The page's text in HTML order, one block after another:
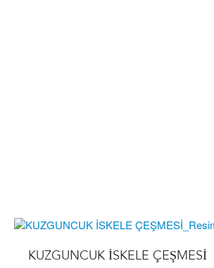
KUZGUNCUK İSKELE ÇEŞMESİ